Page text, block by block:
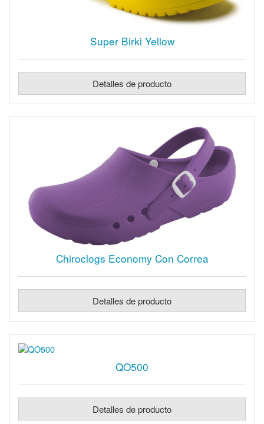
Super Birki Yellow
Detalles de producto
Chiroclogs Economy Con Correa
Detalles de producto
QO500
Detalles de producto